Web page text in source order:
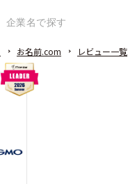
お名前.com レビュー一覧